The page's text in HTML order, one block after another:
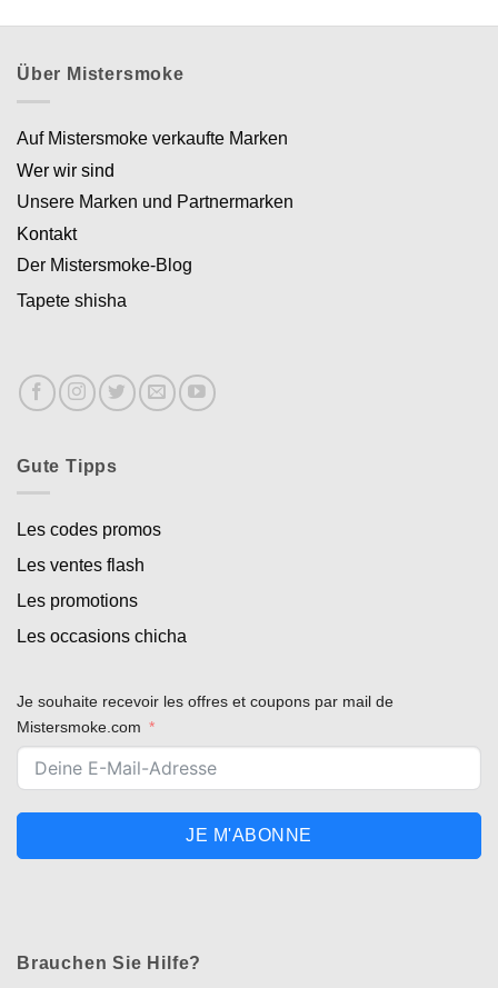
Über Mistersmoke
Auf Mistersmoke verkaufte Marken
Wer wir sind
Unsere Marken und Partnermarken
Kontakt
Der Mistersmoke-Blog
Tapete shisha
Gute Tipps
Les codes promos
Les ventes flash
Les promotions
Les occasions chicha
Je souhaite recevoir les offres et coupons par mail de
Mistersmoke.com
JE M'ABONNE
Brauchen Sie Hilfe?